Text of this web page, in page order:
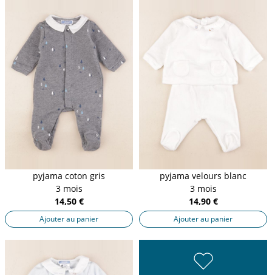
pyjama coton gris
3 mois
14,50 €
Ajouter au panier
pyjama velours blanc
3 mois
14,90 €
Ajouter au panier